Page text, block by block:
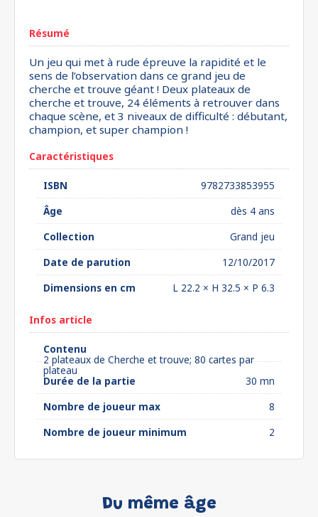
Résumé
Un jeu qui met à rude épreuve la rapidité et le
sens de l’observation dans ce grand jeu de
cherche et trouve géant ! Deux plateaux de
cherche et trouve, 24 éléments à retrouver dans
chaque scène, et 3 niveaux de difficulté : débutant,
champion, et super champion !
Caractéristiques
ISBN
9782733853955
Âge
dès 4 ans
Collection
Grand jeu
Date de parution
12/10/2017
Dimensions en cm
L 22.2 × H 32.5 × P 6.3
Infos article
Contenu
2 plateaux de Cherche et trouve; 80 cartes par
plateau
Durée de la partie
30 mn
Nombre de joueur max
8
Nombre de joueur minimum
2
Du même âge